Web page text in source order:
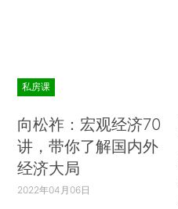
私房课
向松祚：宏观经济70
讲，带你了解国内外
经济大局
2022年04月06日